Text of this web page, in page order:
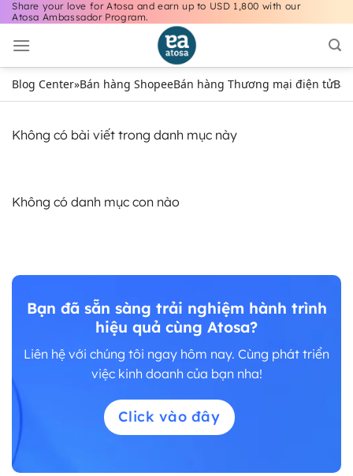
Bỏ
nội
dung
Share your love for Atosa and earn up to USD 1,800 with our
Atosa Ambassador Program.
Blog Center»Bán hàng ShopeeBán hàng Thương mại điện tử
Không có bài viết trong danh mục này
Không có danh mục con nào
Bạn đã sẵn sàng trải nghiệm hành trình
hiệu quả cùng Atosa?
Liên hệ với chúng tôi ngay hôm nay. Cùng phát triển
việc kinh doanh của bạn nha!
Click vào đây